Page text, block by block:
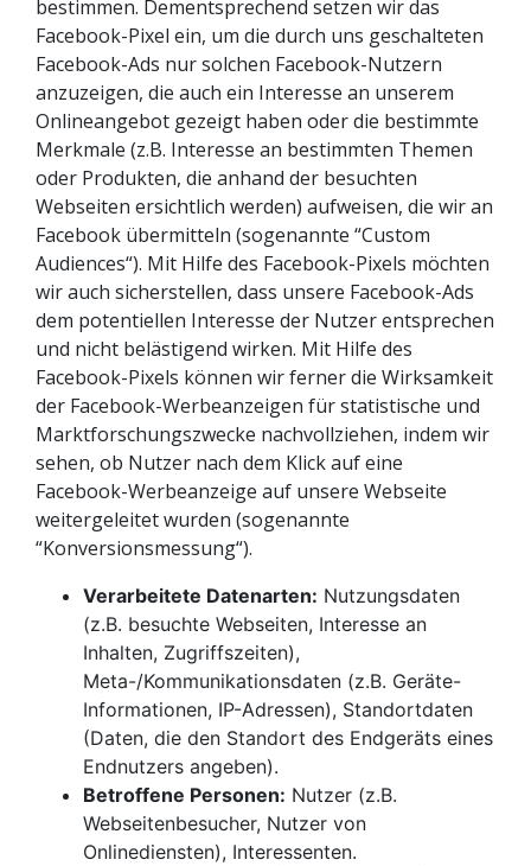
bestimmen. Dementsprechend setzen wir das
Facebook-Pixel ein, um die durch uns geschalteten
Facebook-Ads nur solchen Facebook-Nutzern
anzuzeigen, die auch ein Interesse an unserem
Onlineangebot gezeigt haben oder die bestimmte
Merkmale (z.B. Interesse an bestimmten Themen
oder Produkten, die anhand der besuchten
Webseiten ersichtlich werden) aufweisen, die wir an
Facebook übermitteln (sogenannte “Custom
Audiences“). Mit Hilfe des Facebook-Pixels möchten
wir auch sicherstellen, dass unsere Facebook-Ads
dem potentiellen Interesse der Nutzer entsprechen
und nicht belästigend wirken. Mit Hilfe des
Facebook-Pixels können wir ferner die Wirksamkeit
der Facebook-Werbeanzeigen für statistische und
Marktforschungszwecke nachvollziehen, indem wir
sehen, ob Nutzer nach dem Klick auf eine
Facebook-Werbeanzeige auf unsere Webseite
weitergeleitet wurden (sogenannte
“Konversionsmessung“).
Verarbeitete Datenarten:
(z.B. besuchte Webseiten, Interesse an
Inhalten, Zugriffszeiten),
Meta-/Kommunikationsdaten (z.B. Geräte-
Informationen, IP-Adressen), Standortdaten
(Daten, die den Standort des Endgeräts eines
Endnutzers angeben).
Betroffene Personen: Nutzer (z.B.
Webseitenbesucher, Nutzer von
Onlinediensten), Interessenten.